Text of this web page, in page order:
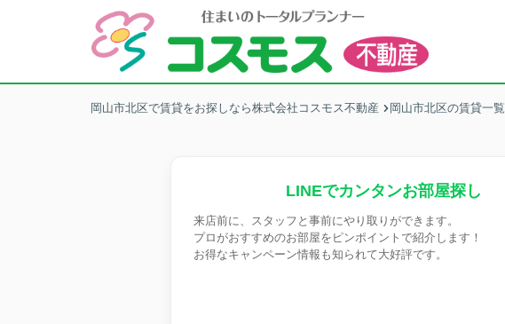
岡山市北区で賃貸をお探しなら株式会社コスモス不動産 岡山市北区の賃貸一覧
LINEでカンタンお部屋探し
来店前に、スタッフと事前にやり取りができます。
プロがおすすめのお部屋をピンポイントで紹介します！
お得なキャンペーン情報も知られて大好評です。